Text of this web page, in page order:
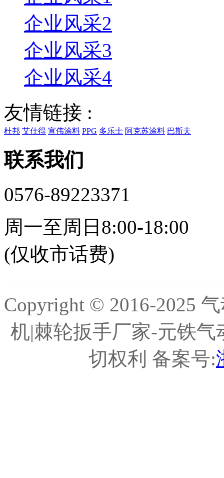
企业风采2
企业风采3
企业风采4
友情链接 :
杜邦 艾仕得 宣伟涂料 PPG 多乐士 阿克苏涂料 巴斯夫
联系我们
0576-89223371
周一至周日8:00-18:00
(仅收市话费)
Copyright © 2016-2025
机|棘轮扳手厂家-元铁
切权利 备案号: